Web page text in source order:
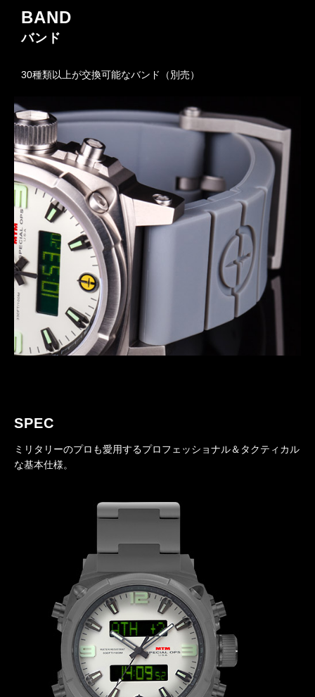
BAND
バンド
30種類以上が交換可能なバンド（別売）
SPEC
ミリタリーのプロも愛用するプロフェッショナル＆タクティカル
な基本仕様。